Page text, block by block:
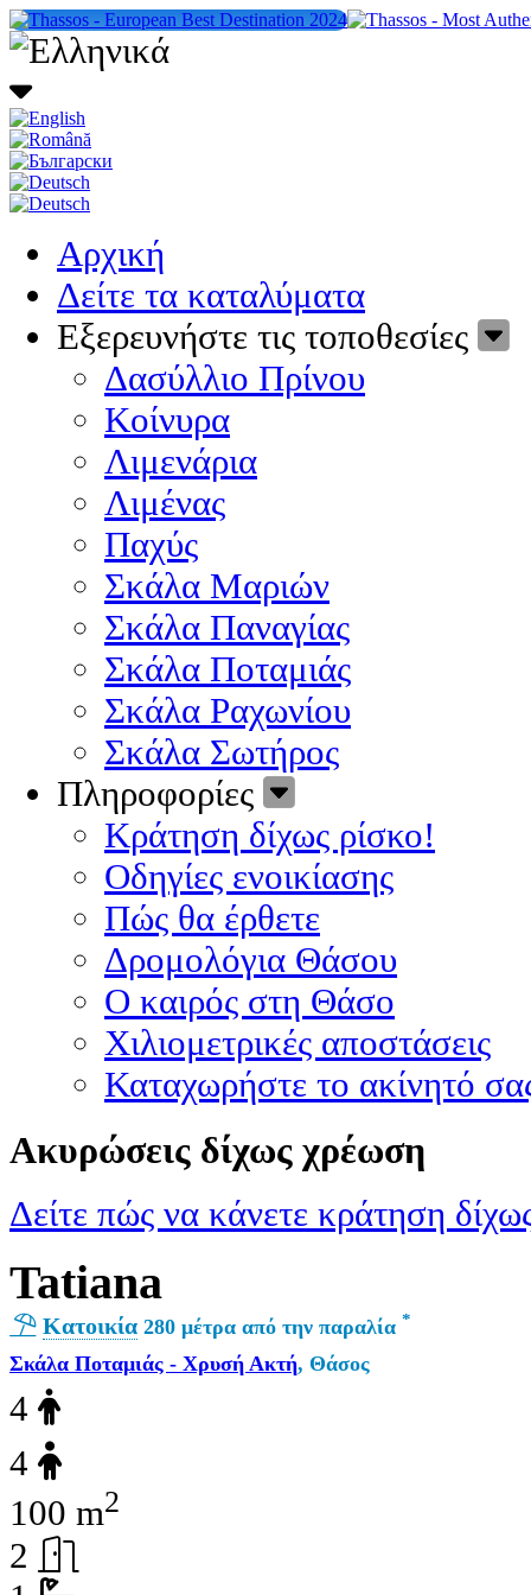
Αρχική
Δείτε τα καταλύματα
Εξερευνήστε τις τοποθεσίες
Δασύλλιο Πρίνου
Κοίνυρα
Λιμενάρια
Λιμένας
Παχύς
Σκάλα Μαριών
Σκάλα Παναγίας
Σκάλα Ποταμιάς
Σκάλα Ραχωνίου
Σκάλα Σωτήρος
Πληροφορίες
Κράτηση δίχως ρίσκο!
Οδηγίες ενοικίασης
Πώς θα έρθετε
Δρομολόγια Θάσου
Ο καιρός στη Θάσο
Χιλιομετρικές αποστάσεις
Καταχωρήστε το ακίνητό
Ακυρώσεις δίχως χρέωση
Δείτε πώς να κάνετε κράτηση
Tatiana
Κατοικία 280 μέτρα από την παραλία *
Σκάλα Ποταμιάς - Χρυσή Ακτή, Θάσος
4
4
100 m2
2